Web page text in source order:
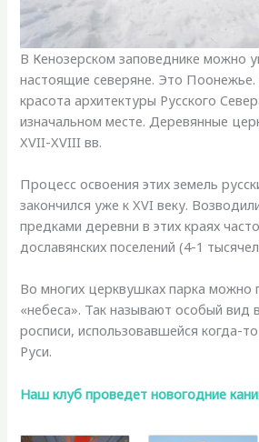
В Кенозерском заповеднике можно
настоящие северяне. Это Поонежье.
красота архитектуры Русского
изначальном месте. Деревянные
XVII-XVIII вв.
Процесс освоения этих земель
закончился уже к XVI веку.
предками деревни в этих краях
дославянских поселений (4-1
Во многих церквушках парка можно
«небеса». Так называют особый вид
росписи, использовавшейся когда-
Руси.
Наш клуб проведет новогодние